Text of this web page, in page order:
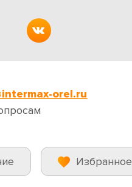
orel.ru
Избранное